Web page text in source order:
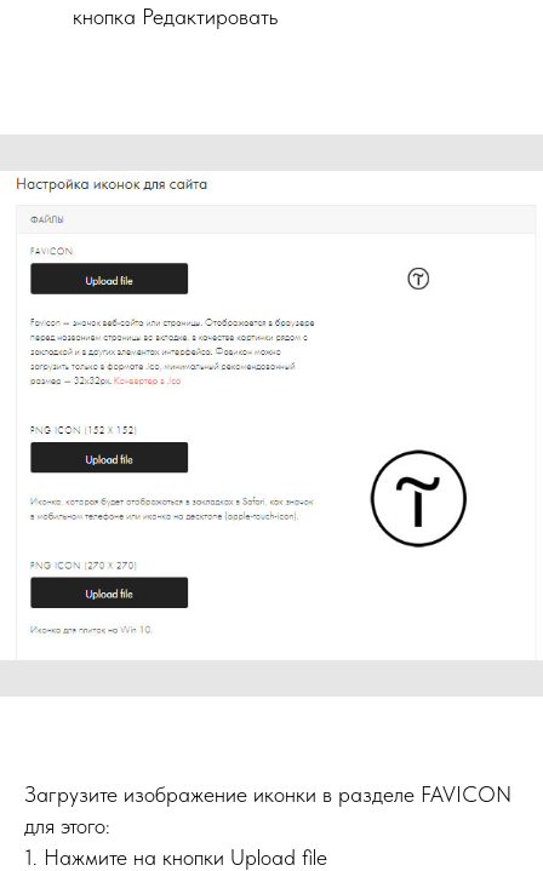
кнопка Редактировать
Загрузите изображение иконки в разделе FAVICON
для этого:
1. Нажмите на кнопки Upload file